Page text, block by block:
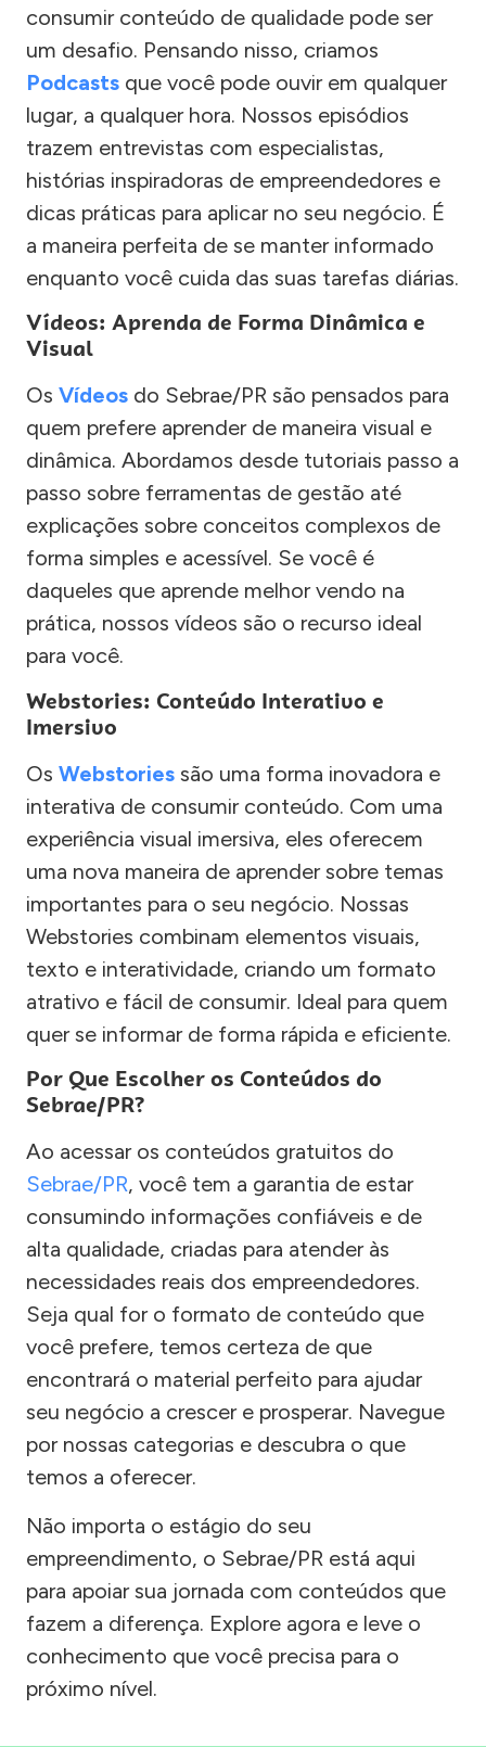
consumir conteúdo de qualidade pode ser
um desafio. Pensando nisso, criamos
Podcasts que você pode ouvir em qualquer
lugar, a qualquer hora. Nossos episódios
trazem entrevistas com especialistas,
histórias inspiradoras de empreendedores e
dicas práticas para aplicar no seu negócio. É
a maneira perfeita de se manter informado
enquanto você cuida das suas tarefas diárias.
Vídeos: Aprenda de Forma Dinâmica e
Visual
Os Vídeos do Sebrae/PR são pensados para
quem prefere aprender de maneira visual e
dinâmica. Abordamos desde tutoriais passo a
passo sobre ferramentas de gestão até
explicações sobre conceitos complexos de
forma simples e acessível. Se você é
daqueles que aprende melhor vendo na
prática, nossos vídeos são o recurso ideal
para você.
Webstories: Conteúdo Interativo e
Imersivo
Os Webstories são uma forma inovadora e
interativa de consumir conteúdo. Com uma
experiência visual imersiva, eles oferecem
uma nova maneira de aprender sobre temas
importantes para o seu negócio. Nossas
Webstories combinam elementos visuais,
texto e interatividade, criando um formato
atrativo e fácil de consumir. Ideal para quem
quer se informar de forma rápida e eficiente.
Por Que Escolher os Conteúdos do
Sebrae/PR?
Ao acessar os conteúdos gratuitos do
Sebrae/PR, você tem a garantia de estar
consumindo informações confiáveis e de
alta qualidade, criadas para atender às
necessidades reais dos empreendedores.
Seja qual for o formato de conteúdo que
você prefere, temos certeza de que
encontrará o material perfeito para ajudar
seu negócio a crescer e prosperar. Navegue
por nossas categorias e descubra o que
temos a oferecer.
Não importa o estágio do seu
empreendimento, o Sebrae/PR está aqui
para apoiar sua jornada com conteúdos que
fazem a diferença. Explore agora e leve o
conhecimento que você precisa para o
próximo nível.